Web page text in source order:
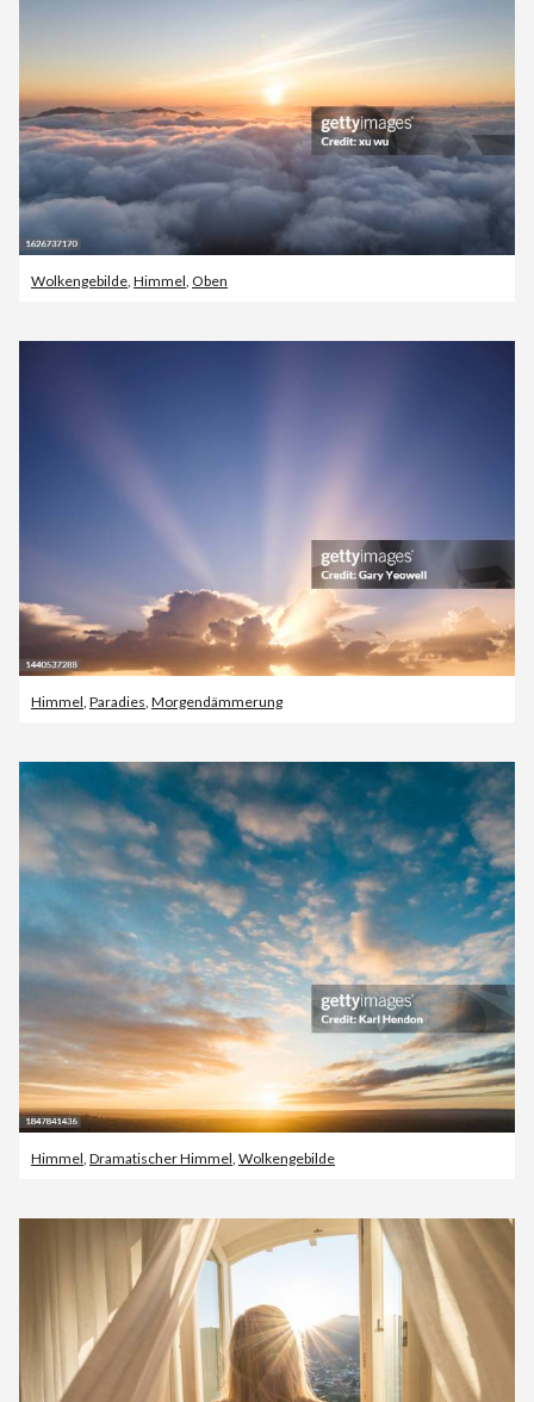
Wolkengebilde Himmel Oben
Himmel Paradies Morgendämmerung
Himmel, Dramatischer Himmel, Wolkengebilde